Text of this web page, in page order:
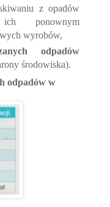
z opadów
ponownym
wyrobów,
odpadów
środowiska).
odpadów w